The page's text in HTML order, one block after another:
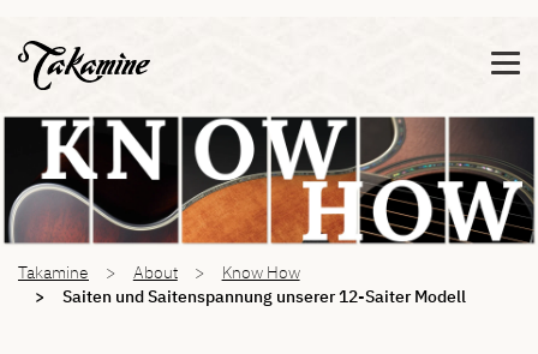
Diese Meldung nicht mehr anzeigen
Takamine About
Know How
Saiten und Saitenspannung unserer 12-Saiter Modell